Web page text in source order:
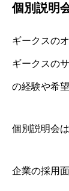
個別説明
ギークスの
ギークスの
の経験や希
個別説明会
企業の採用